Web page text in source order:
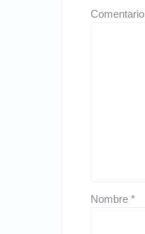
Comentario
Nombre *